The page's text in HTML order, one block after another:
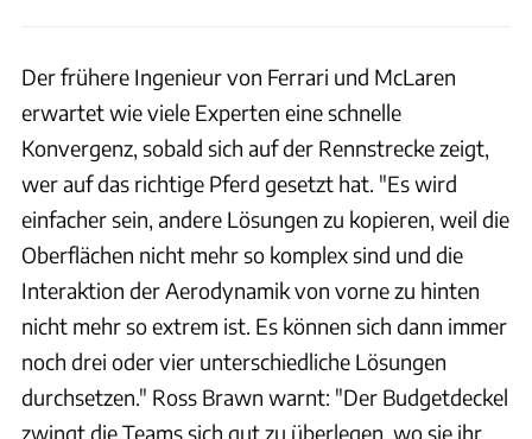
Der frühere Ingenieur von Ferrari und McLaren
erwartet wie viele Experten eine schnelle
Konvergenz, sobald sich auf der Rennstrecke zeigt,
wer auf das richtige Pferd gesetzt hat. "Es wird
einfacher sein, andere Lösungen zu kopieren, weil die
Oberflächen nicht mehr so komplex sind und die
Interaktion der Aerodynamik von vorne zu hinten
nicht mehr so extrem ist. Es können sich dann immer
noch drei oder vier unterschiedliche Lösungen
durchsetzen." Ross Brawn warnt: "Der Budgetdeckel
zwingt die Teams sich gut zu überlegen, wo sie ihr